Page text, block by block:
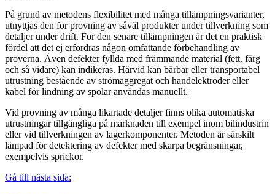
På grund av metodens flexibilitet med många tillämpningsvarianter,
utnyttjas den för provning av såväl produkter under tillverkning som
detaljer under drift. För den senare tillämpningen är det en praktisk
fördel att det ej erfordras någon omfattande förbehandling av
proverna. Även defekter fyllda med främmande material (fett, färg
och så vidare) kan indikeras. Härvid kan bärbar eller transportabel
utrustning bestående av strömaggregat och handelektroder eller
kabel för lindning av spolar användas manuellt.
Vid provning av många likartade detaljer finns olika automatiska
utrustningar tillgängliga på marknaden till exempel inom bilindustrin
eller vid tillverkningen av lagerkomponenter. Metoden är särskilt
lämpad för detektering av defekter med skarpa begränsningar,
exempelvis sprickor.
Gå till nästa sida: